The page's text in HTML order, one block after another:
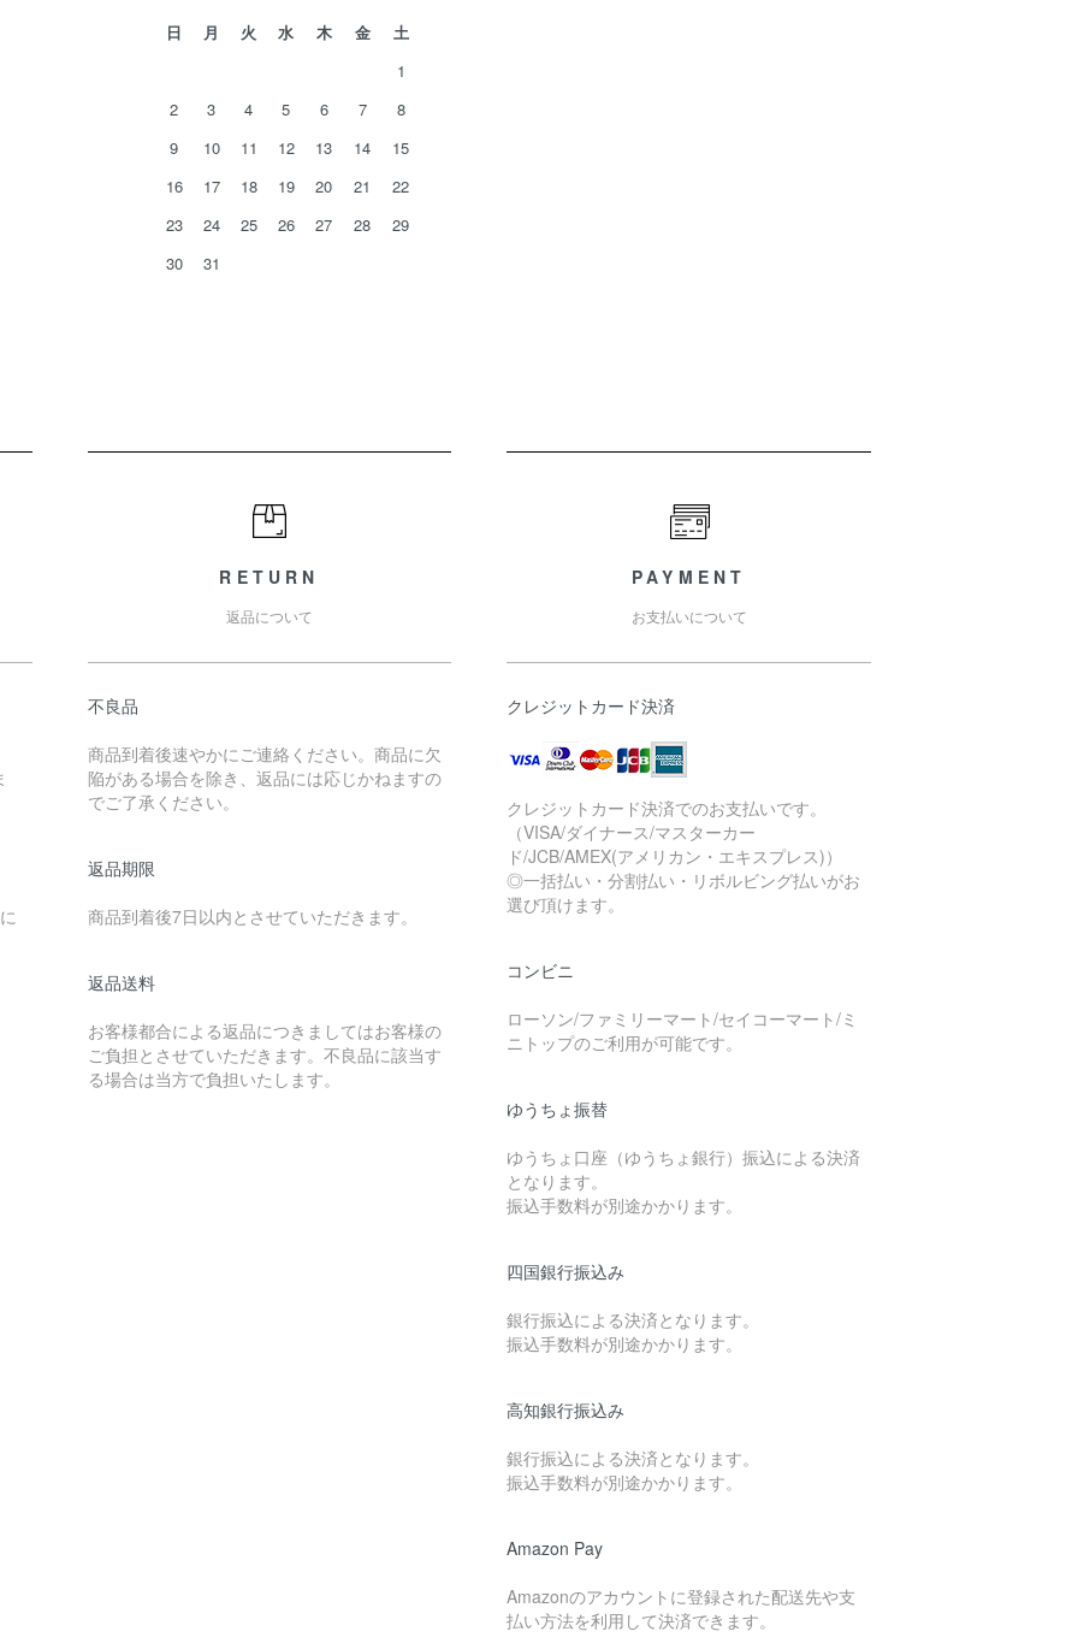
日 月 火 水 木 金
土
1
2
3 4 5 6 7
8
9
10 11 12 13 14
15
16
17 18 19 20 21
22
23
24 25 26 27 28
29
30
31
RETURN
返品について
不良品
商品到着後速やかにご連絡ください。商品に欠
陥がある場合を除き、返品には応じかねますの
でご了承ください。
返品期限
商品到着後7日以内とさせていただきます。
返品送料
お客様都合による返品につきましてはお客様の
ご負担とさせていただきます。不良品に該当す
る場合は当方で負担いたします。
PAYMENT
お支払いについて
クレジットカード決済
クレジットカード決済でのお支払いです。
（VISA/ダイナース/マスターカー
ド/JCB/AMEX(アメリカン・エキスプレス)）
◎一括払い・分割払い・リボルビング払いがお
選び頂けます。
コンビニ
ローソン/ファミリーマート/セイコーマート/ミ
ニトップのご利用が可能です。
ゆうちょ振替
ゆうちょ口座（ゆうちょ銀行）振込による決済
となります。
振込手数料が別途かかります。
四国銀行振込み
銀行振込による決済となります。
振込手数料が別途かかります。
高知銀行振込み
銀行振込による決済となります。
振込手数料が別途かかります。
Amazon Pay
Amazonのアカウントに登録された配送先や支
払い方法を利用して決済できます。